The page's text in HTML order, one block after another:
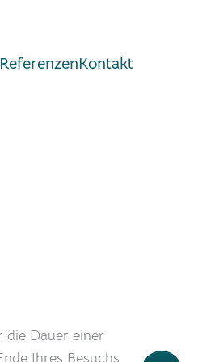
ReferenzenKontakt
die Dauer einer
Ihres Besuchs